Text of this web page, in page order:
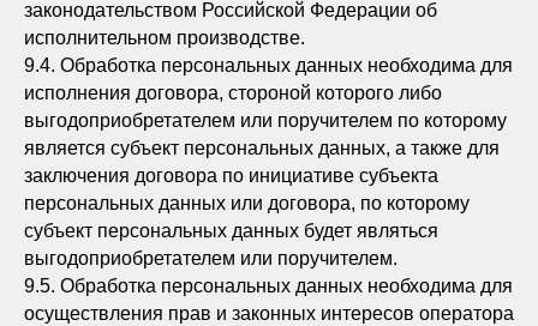
законодательством Российской Федерации об
исполнительном производстве.
9.4. Обработка персональных данных необходима для
исполнения договора, стороной которого либо
выгодоприобретателем или поручителем по которому
является субъект персональных данных, а также для
заключения договора по инициативе субъекта
персональных данных или договора, по которому
субъект персональных данных будет являться
выгодоприобретателем или поручителем.
9.5. Обработка персональных данных необходима для
осуществления прав и законных интересов оператора